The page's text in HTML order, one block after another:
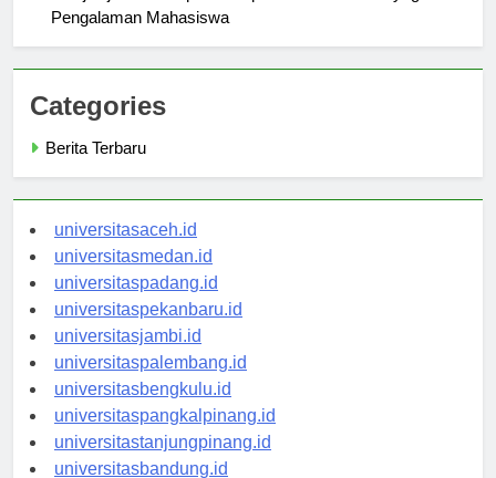
Menjelajahi Kehidupan Kampus Universitas Satyagama:
Categories
universitasaceh.id
universitasmedan.id
universitaspadang.id
universitaspekanbaru.id
universitasjambi.id
universitaspalembang.id
universitasbengkulu.id
universitaspangkalpinang.id
universitastanjungpinang.id